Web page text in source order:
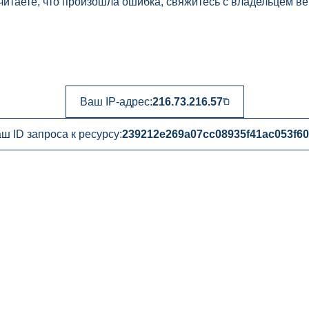
Ваш IP-адрес:216.73.216.57
ID запроса к ресурсу: